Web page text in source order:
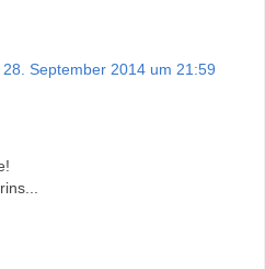
28. September 2014 um 21:59